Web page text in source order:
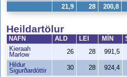
Heildartölur
NAFN ALD LEI MÍN
Kieraah
Marlow
26 28 991,5
Hildur
Sigurðardóttir
30 28 924,4
21,9 28 200,8